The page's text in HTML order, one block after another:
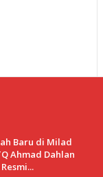
Baru di Milad
Ahmad Dahlan